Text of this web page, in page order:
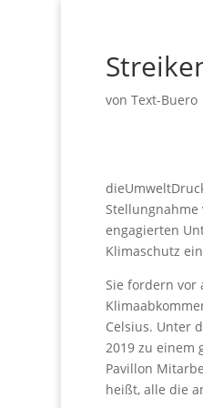
vonText-Buero
Stellungnahme
engagierten
Klimaschutz
Sie fordern vor
Celsius. Unter
2019 zu einem
Pavillon
heißt, alle die